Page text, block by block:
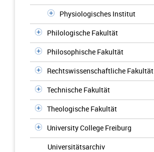
Physiologisches Institut
Philologische Fakultät
Philosophische Fakultät
Rechtswissenschaftliche Fakultät
Technische Fakultät
Theologische Fakultät
University College Freiburg
Universitätsarchiv